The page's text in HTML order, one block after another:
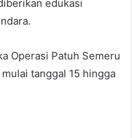
edukasi
Operasi Patuh Semeru
tanggal 15 hingga